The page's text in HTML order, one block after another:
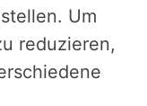
Um
reduzieren,